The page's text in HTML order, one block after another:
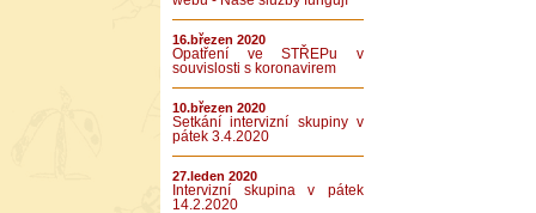
16.březen 2020
Opatření ve STŘEPu v
souvislosti s koronavirem
10.březen 2020
Setkání intervizní skupiny v
pátek 3.4.2020
27.leden 2020
Intervizní skupina v pátek
14.2.2020